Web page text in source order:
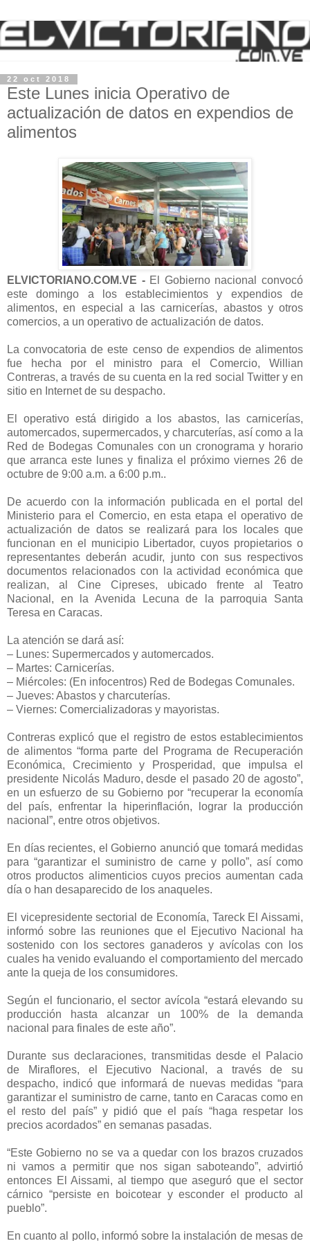
22 oct 2018
Este Lunes inicia Operativo de
actualización de datos en expendios de
alimentos
ELVICTORIANO.COM.VE - El Gobierno nacional convocó
este domingo a los establecimientos y expendios de
alimentos, en especial a las carnicerías, abastos y otros
comercios, a un operativo de actualización de datos.
La convocatoria de este censo de expendios de alimentos
fue hecha por el ministro para el Comercio, Willian
Contreras, a través de su cuenta en la red social Twitter y en
sitio en Internet de su despacho.
El operativo está dirigido a los abastos, las carnicerías,
automercados, supermercados, y charcuterías, así como a la
Red de Bodegas Comunales con un cronograma y horario
que arranca este lunes y finaliza el próximo viernes 26 de
octubre de 9:00 a.m. a 6:00 p.m..
De acuerdo con la información publicada en el portal del
Ministerio para el Comercio, en esta etapa el operativo de
actualización de datos se realizará para los locales que
funcionan en el municipio Libertador, cuyos propietarios o
representantes deberán acudir, junto con sus respectivos
documentos relacionados con la actividad económica que
realizan, al Cine Cipreses, ubicado frente al Teatro
Nacional, en la Avenida Lecuna de la parroquia Santa
Teresa en Caracas.
La atención se dará así:
– Lunes: Supermercados y automercados.
– Martes: Carnicerías.
– Miércoles: (En infocentros) Red de Bodegas Comunales.
– Jueves: Abastos y charcuterías.
– Viernes: Comercializadoras y mayoristas.
Contreras explicó que el registro de estos establecimientos
de alimentos “forma parte del Programa de Recuperación
Económica, Crecimiento y Prosperidad, que impulsa el
presidente Nicolás Maduro, desde el pasado 20 de agosto”,
en un esfuerzo de su Gobierno por “recuperar la economía
del país, enfrentar la hiperinflación, lograr la producción
nacional”, entre otros objetivos.
En días recientes, el Gobierno anunció que tomará medidas
para “garantizar el suministro de carne y pollo”, así como
otros productos alimenticios cuyos precios aumentan cada
día o han desaparecido de los anaqueles.
El vicepresidente sectorial de Economía, Tareck El Aissami,
informó sobre las reuniones que el Ejecutivo Nacional ha
sostenido con los sectores ganaderos y avícolas con los
cuales ha venido evaluando el comportamiento del mercado
ante la queja de los consumidores.
Según el funcionario, el sector avícola “estará elevando su
producción hasta alcanzar un 100% de la demanda
nacional para finales de este año”.
Durante sus declaraciones, transmitidas desde el Palacio
de Miraflores, el Ejecutivo Nacional, a través de su
despacho, indicó que informará de nuevas medidas “para
garantizar el suministro de carne, tanto en Caracas como en
el resto del país” y pidió que el país “haga respetar los
precios acordados” en semanas pasadas.
“Este Gobierno no se va a quedar con los brazos cruzados
ni vamos a permitir que nos sigan saboteando”, advirtió
entonces El Aissami, al tiempo que aseguró que el sector
cárnico “persiste en boicotear y esconder el producto al
pueblo”.
En cuanto al pollo, informó sobre la instalación de mesas de